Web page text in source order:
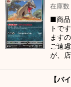
在庫数
■商品
トで
ます
ご遠
が、
【バ